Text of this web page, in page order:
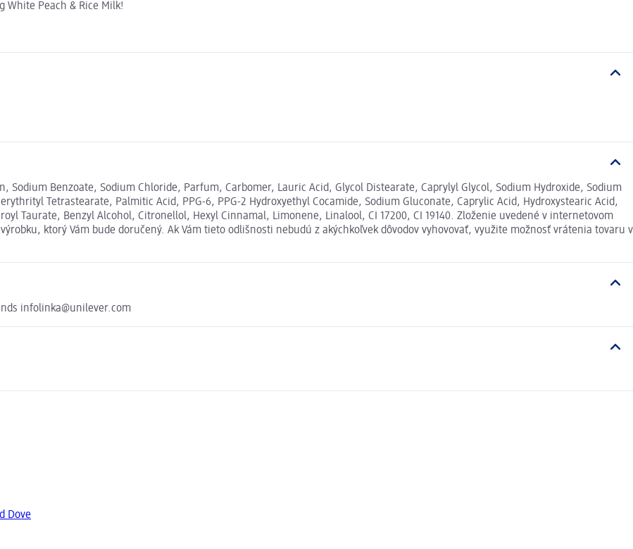
White Peach & Rice Milk!
Sodium Benzoate, Sodium Chloride, Parfum, Carbomer, Lauric Acid, Glycol Distearate, Caprylyl Glycol, Sodium Hydroxide, Sodium
Tetrastearate, Palmitic Acid, PPG-6, PPG-2 Hydroxyethyl Cocamide, Sodium Gluconate, Caprylic Acid, Hydroxystearic Acid,
Taurate, Benzyl Alcohol, Citronellol, Hexyl Cinnamal, Limonene, Linalool, CI 17200, CI 19140. Zloženie uvedené v internetovom
ktorý Vám bude doručený. Ak Vám tieto odlišnosti nebudú z akýchkoľvek dôvodov vyhovovať, využite možnosť vrátenia tovaru v
infolinka@unilever.com
Dove